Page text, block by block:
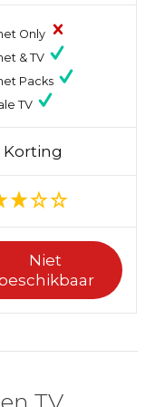
Only
& TV
Packs
TV
Korting
Niet
TV